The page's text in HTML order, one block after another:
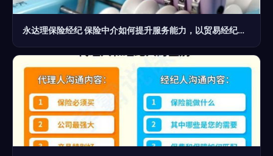
永达理保险经纪 保险中介如何提升服务能力，以贸易经纪为鉴